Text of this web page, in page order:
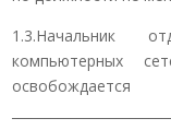
1.3.Начальник
компьютерных